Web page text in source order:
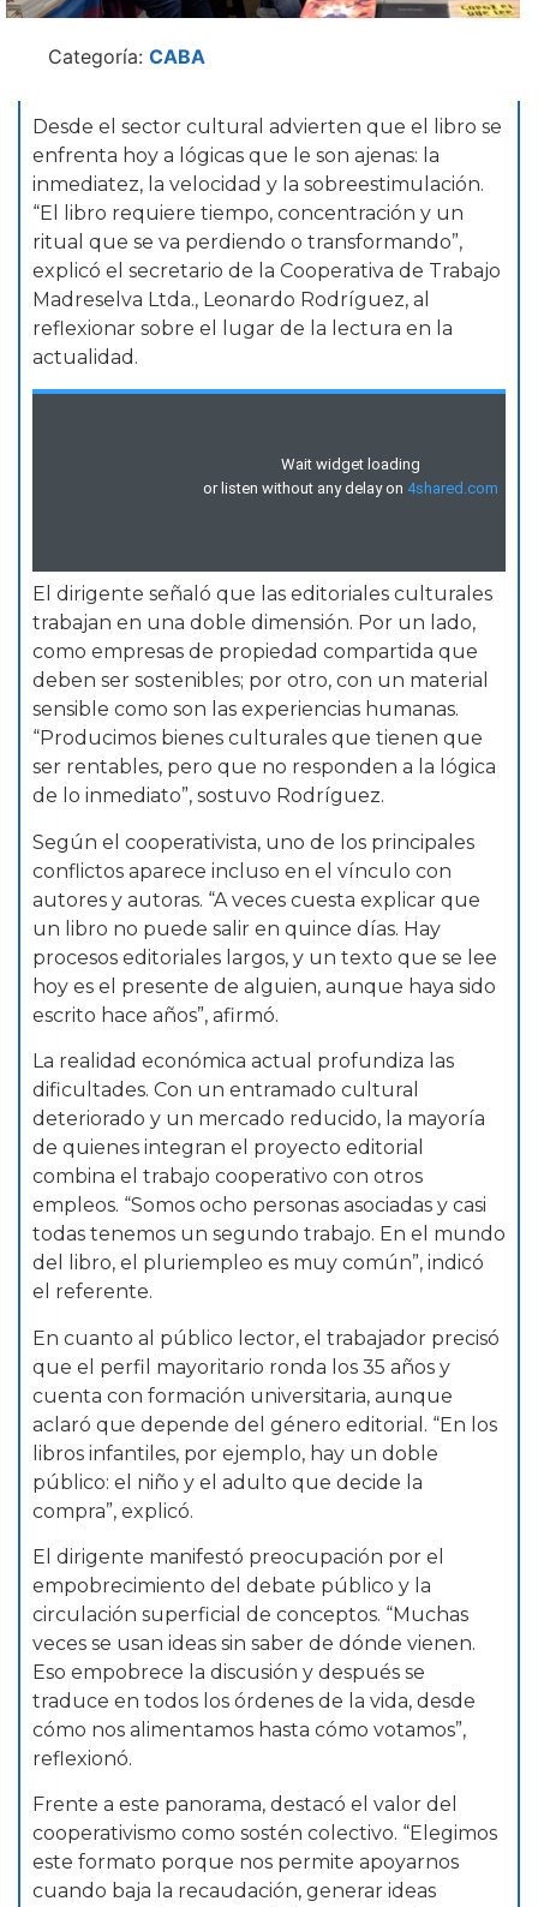
Categoría: CABA
Desde el sector cultural advierten que el libro se
enfrenta hoy a lógicas que le son ajenas: la
inmediatez, la velocidad y la sobreestimulación.
“El libro requiere tiempo, concentración y un
ritual que se va perdiendo o transformando”,
explicó el secretario de la Cooperativa de Trabajo
Madreselva Ltda., Leonardo Rodríguez, al
reflexionar sobre el lugar de la lectura en la
actualidad.
El dirigente señaló que las editoriales culturales
trabajan en una doble dimensión. Por un lado,
como empresas de propiedad compartida que
deben ser sostenibles; por otro, con un material
sensible como son las experiencias humanas.
“Producimos bienes culturales que tienen que
ser rentables, pero que no responden a la lógica
de lo inmediato”, sostuvo Rodríguez.
Según el cooperativista, uno de los principales
conflictos aparece incluso en el vínculo con
autores y autoras. “A veces cuesta explicar que
un libro no puede salir en quince días. Hay
procesos editoriales largos, y un texto que se lee
hoy es el presente de alguien, aunque haya sido
escrito hace años”, afirmó.
La realidad económica actual profundiza las
dificultades. Con un entramado cultural
deteriorado y un mercado reducido, la mayoría
de quienes integran el proyecto editorial
combina el trabajo cooperativo con otros
empleos. “Somos ocho personas asociadas y casi
todas tenemos un segundo trabajo. En el mundo
del libro, el pluriempleo es muy común”, indicó
el referente.
En cuanto al público lector, el trabajador precisó
que el perfil mayoritario ronda los 35 años y
cuenta con formación universitaria, aunque
aclaró que depende del género editorial. “En los
libros infantiles, por ejemplo, hay un doble
público: el niño y el adulto que decide la
compra”, explicó.
El dirigente manifestó preocupación por el
empobrecimiento del debate público y la
circulación superficial de conceptos. “Muchas
veces se usan ideas sin saber de dónde vienen.
Eso empobrece la discusión y después se
traduce en todos los órdenes de la vida, desde
cómo nos alimentamos hasta cómo votamos”,
reflexionó.
Frente a este panorama, destacó el valor del
cooperativismo como sostén colectivo. “Elegimos
este formato porque nos permite apoyarnos
cuando baja la recaudación, generar ideas